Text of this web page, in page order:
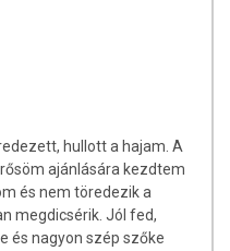
hullott a hajam. A
ajánlására kezdtem
és nem töredezik a
megdicsérik. Jól fed,
és nagyon szép szőke